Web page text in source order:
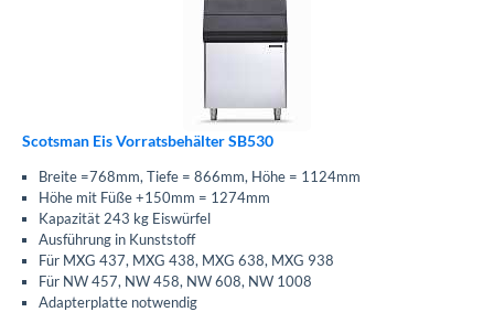
Scotsman Eis Vorratsbehälter SB530
Breite =768mm, Tiefe = 866mm, Höhe = 1124mm
Höhe mit Füße +150mm = 1274mm
Kapazität 243 kg Eiswürfel
Ausführung in Kunststoff
Für MXG 437, MXG 438, MXG 638, MXG 938
Für NW 457, NW 458, NW 608, NW 1008
Adapterplatte notwendig